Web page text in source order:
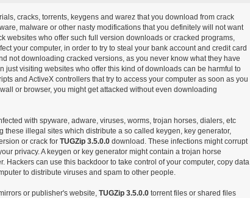
cracks, torrents, keygens and warez that you download from crack
malware or other nasty modifications that you definitely will not want
websites who offer such full version downloads or cracked programs,
your computer, in order to try to steal your bank account and credit card
not downloading cracked versions, as you never know what they have
just visiting websites who offer this kind of downloads can be harmful to
and ActiveX controllers that try to access your computer as soon as you
or browser, you might get attacked without even downloading
with spyware, adware, viruses, worms, trojan horses, dialers, etc
these illegal sites which distribute a so called keygen, key generator,
or crack for TUGZip 3.5.0.0download. These infections might corrupt
privacy. A keygen or key generator might contain a trojan horse
Hackers can use this backdoor to take control of your computer, copy data
to distribute viruses and spam to other people.
or publisher's website, TUGZip 3.5.0.0torrent files or shared files